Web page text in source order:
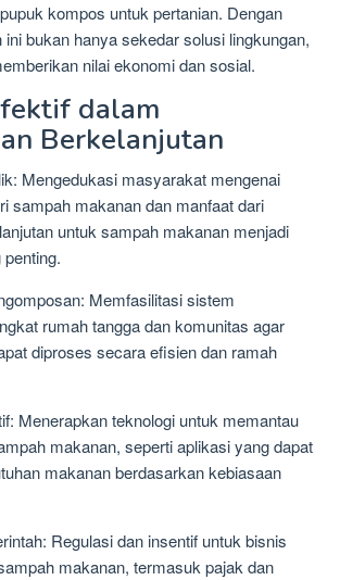
kompos untuk pertanian. Dengan
bukan hanya sekedar solusi lingkungan,
nilai ekonomi dan sosial.
dalam
Berkelanjutan
Mengedukasi masyarakat mengenai
sampah makanan dan manfaat dari
untuk sampah makanan menjadi
Memfasilitasi sistem
rumah tangga dan komunitas agar
diproses secara efisien dan ramah
Menerapkan teknologi untuk memantau
makanan, seperti aplikasi yang dapat
makanan berdasarkan kebiasaan
Regulasi dan insentif untuk bisnis
makanan, termasuk pajak dan